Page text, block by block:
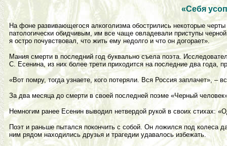
«Себя
На фоне развивающегося алкоголизма обострились некоторые
патологически обидчивым, им все чаще овладевали приступы
я остро почувствовал, что жить ему недолго и что он догорает».
Мания смерти в последний год буквально съела поэта.
С. Есенина, из них более трети приходится на последние два года,
«Вот помру, тогда узнаете, кого потеряли. Вся Россия заплачет», –
За два месяца до смерти в своей последней поэме «Черный
Немногим ранее Есенин выводил нетвердой рукой в своих стихах:
Поэт и раньше пытался покончить с собой. Он ложился под колеса
ним рядом находились друзья и трагедии удавалось избежать.